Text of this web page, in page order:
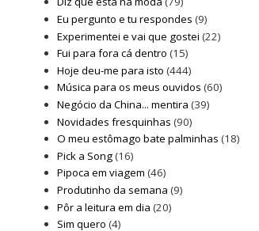
Eu pergunto e tu respondes (9)
Experimentei e vai que gostei (22)
Fui para fora cá dentro (15)
Hoje deu-me para isto (444)
Música para os meus ouvidos (60)
Negócio da China... mentira (39)
Novidades fresquinhas (90)
O meu estômago bate palminhas (18)
Pick a Song(16)
Pipoca em viagem (46)
Produtinho da semana (9)
Pôr a leitura em dia (20)
Sim quero (4)